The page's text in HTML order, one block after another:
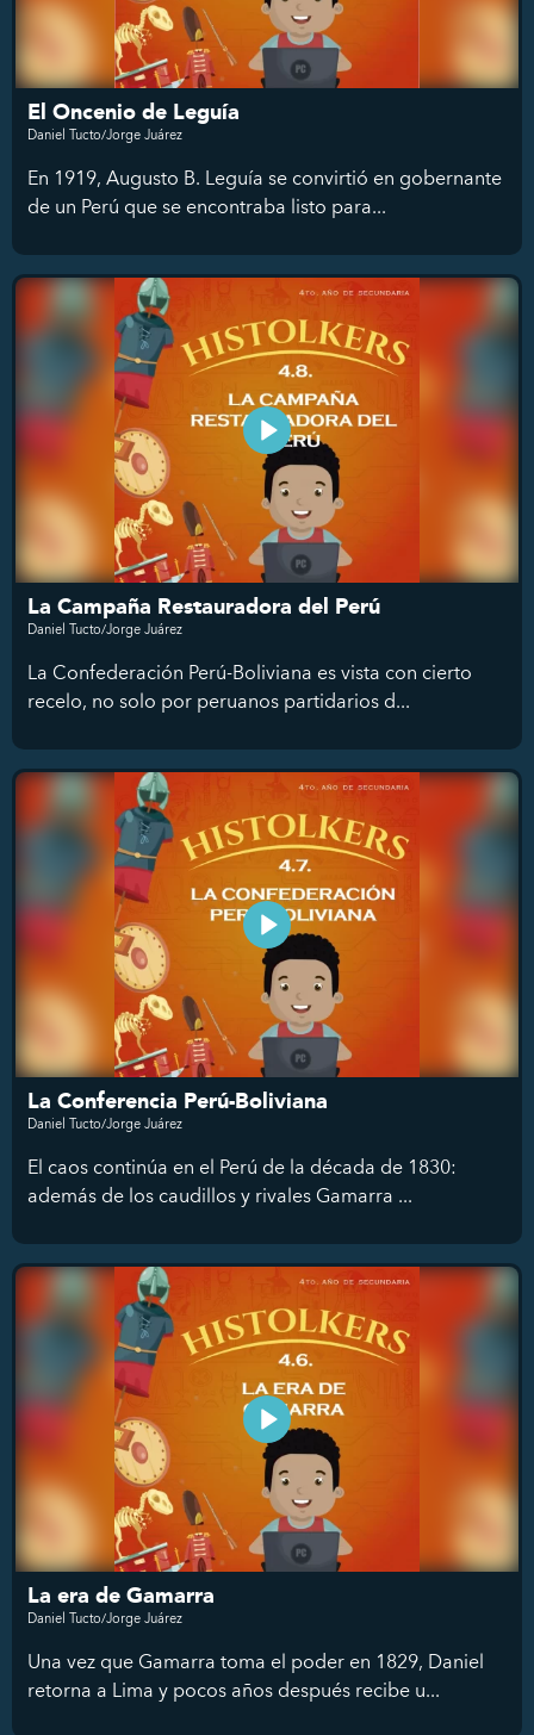
El Oncenio de Leguía
Daniel Tucto/Jorge Juárez
En 1919, Augusto B. Leguía se convirtió en gobernante
de un Perú que se encontraba listo para...
La Campaña Restauradora del Perú
Daniel Tucto/Jorge Juárez
La Confederación Perú-Boliviana es vista con cierto
recelo, no solo por peruanos partidarios d...
La Conferencia Perú-Boliviana
Daniel Tucto/Jorge Juárez
El caos continúa en el Perú de la década de 1830:
además de los caudillos y rivales Gamarra ...
La era de Gamarra
Daniel Tucto/Jorge Juárez
Una vez que Gamarra toma el poder en 1829, Daniel
retorna a Lima y pocos años después recibe u...